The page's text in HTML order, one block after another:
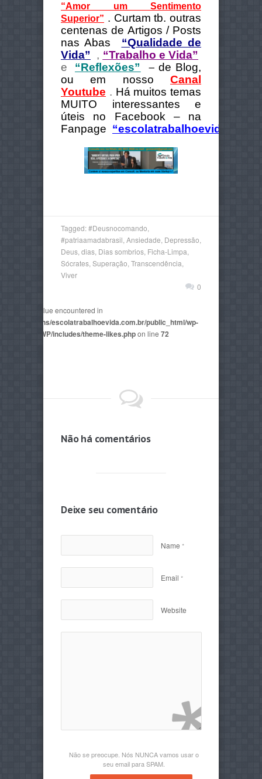
“Amor um Sentimento
Superior” . Curtam tb. outras
centenas de Artigos / Posts
nas Abas
“Qualidade de
Vida” , “Trabalho e Vida”
e “Reflexões” –de Blog,
ou em nosso
Canal
Youtube . Há muitos temas
MUITO interessantes e
úteis no Facebook – na
Fanpage “escolatrabalhoevida”
Tagged:#Deusnocomando
#patriaamadabrasil Ansiedade Depressão
Deus dias Dias sombrios Ficha-Limpa
Sócrates Superação Transcendência
Viver
0
numeric value encountered in
domains/escolatrabalhoevida.com.br/public_html/wp-
AegaeusWP/includes/theme-likes.phpon line 72
Não há comentários
Deixe seu comentário
Name *
Email *
Website
Não se preocupe. Nós NUNCA vamos usar o
seu email para SPAM.